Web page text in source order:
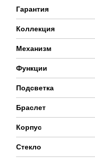
Гарантия
Коллекция
Механизм
Функции
Подсветка
Браслет
Корпус
Стекло